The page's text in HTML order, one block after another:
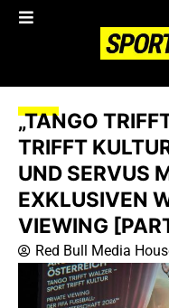
„TANGO
TRIFFT
UND SERVUS
EXKLUSIVEN
VIEWING
Red Bull Media